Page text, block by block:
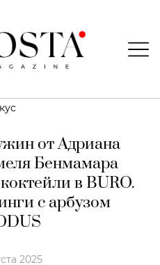
от Адриана
Бенмамара
в BURO.
с арбузом
2025